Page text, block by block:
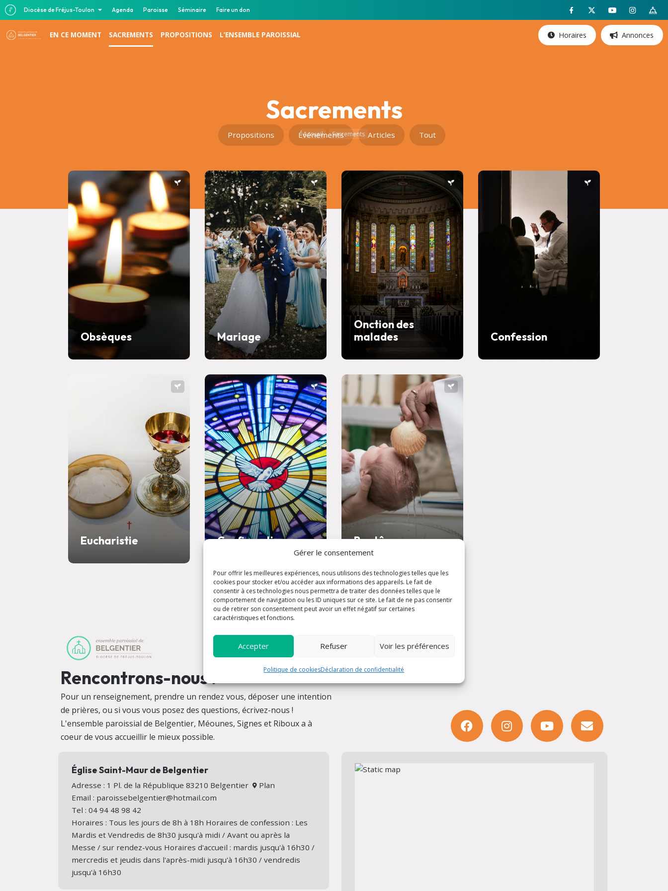
Gérer le consentement
Pour offrir les meilleures expériences, nous utilisons des technologies telles que les
cookies pour stocker et/ou accéder aux informations des appareils. Le fait de
consentir à ces technologies nous permettra de traiter des données telles que le
comportement de navigation ou les ID uniques sur ce site. Le fait de ne pas consentir
ou de retirer son consentement peut avoir un effet négatif sur certaines
caractéristiques et fonctions.
Accepter Refuser Voir les préférences
Politique de cookiesDéclaration de confidentialité
Diocèse de Fréjus-Toulon Agenda Paroisse Séminaire Faire un don
EN CE MOMENT SACREMENTS PROPOSITIONS L’ENSEMBLE PAROISSIAL Horaires Annonces
Sacrements
Accueil Sacrements
Propositions Événements Articles Tout
Obsèques Mariage
Onction des
malades
Confession
Eucharistie Confirmation Baptême
Rencontrons-nous !
Pour un renseignement, prendre un rendez vous, déposer une intention
de prières, ou si vous vous posez des questions, écrivez-nous !
L'ensemble paroissial de Belgentier, Méounes, Signes et Riboux a à
coeur de vous accueillir le mieux possible.
Église Saint-Maur de Belgentier
Adresse : 1 Pl. de la République 83210 Belgentier
Plan
Email : paroissebelgentier@hotmail.com
Tel : 04 94 48 98 42
Horaires : Tous les jours de 8h à 18h Horaires de confession : Les
Mardis et Vendredis de 8h30 jusqu'à midi / Avant ou après la
Messe / sur rendez-vous Horaires d'accueil : mardis jusqu'à 16h30 /
mercredis et jeudis dans l'après-midi jusqu'à 16h30 / vendredis
jusqu'à 16h30